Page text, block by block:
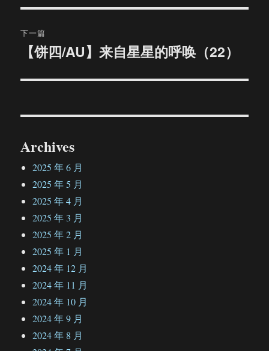
航
文
章：
下一篇
文
【饼四/AU】来自星星的呼唤（22）
Archives
2025 年 6 月
2025 年 5 月
2025 年 4 月
2025 年 3 月
2025 年 2 月
2025 年 1 月
2024 年 12 月
2024 年 11 月
2024 年 10 月
2024 年 9 月
2024 年 8 月